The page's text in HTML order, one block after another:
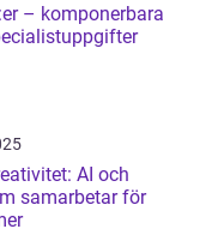
– komponerbara
AI och
samarbetar för